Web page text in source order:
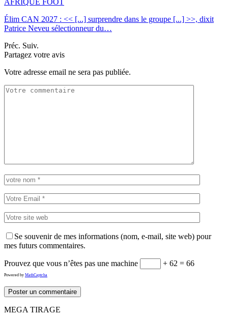
Élim CAN 2027 : << [...] surprendre dans le groupe [...] >>, dixit
Patrice Neveu sélectionneur du…
Préc. Suiv.
Partagez votre avis
Votre adresse email ne sera pas publiée.
Se souvenir de mes informations (nom, e-mail, site web) pour
mes futurs commentaires.
Prouvez que vous n’êtes pas une machine + 62 = 66
Powered by MathCaptcha
MEGA TIRAGE